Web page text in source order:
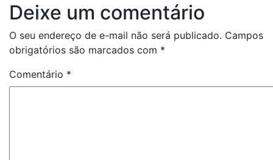
Deixe um comentário
O seu endereço de e-mail não será publicado. Campos
obrigatórios são marcados com *
Comentário *